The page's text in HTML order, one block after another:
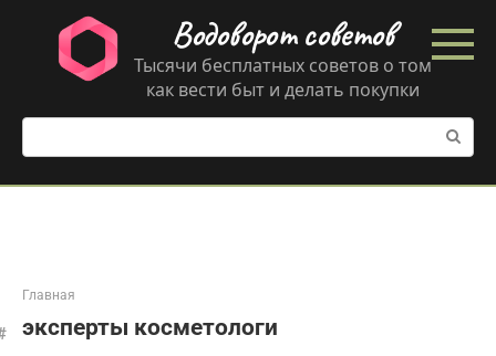
контенту
Водоворот советов
Тысячи бесплатных советов о том
как вести быт и делать покупки
Поиск:
Главная
эксперты косметологи